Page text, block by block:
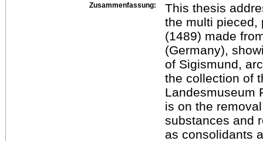
Zusammenfassung:
This thesis
the multi pieced,
(1489) made
(Germany),
of Sigismund,
the collection of
Landesmuseum
is on the
substances and
as consolidants